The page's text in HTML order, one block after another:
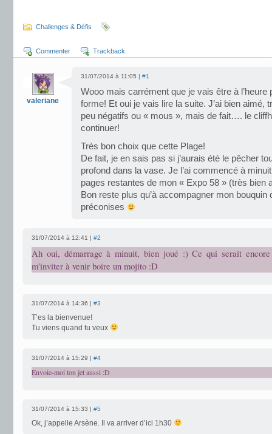
Challenges & Défis
Commenter Trackback
valeriane
31/07/2014 à 11:05 | #1
Wooo mais carrément que je vais être à
forme! Et oui je vais lire la suite. J’ai bien aimé,
peu négatifs ou « mous », mais de fait…. le
continuer!
Très bon choix que cette Plage!
De fait, je en sais pas si j’aurais été le pêcher
profond dans la vase. Je l’ai commencé à
pages restantes de mon « Expo 58 » (très bien
Bon reste plus qu’à accompagner mon bouquin
préconises
31/07/2014 à 12:41 | #2
Ah oui, démarrage à minuit, bien joué :) Ce qui serait
m'inviter à venir boire un mojito :D
31/07/2014 à 14:36 | #3
T’es la bienvenue!
Tu viens quand tu veux
31/07/2014 à 15:29 | #4
Envoie-moi ton jet aussi :D
31/07/2014 à 15:33 | #5
Ok, j’appelle Arsène. Il va arriver d’ici 1h30